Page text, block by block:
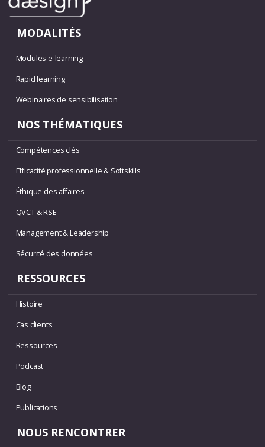
MODALITÉS
Modules e-learning
Rapid learning
Webinaires de sensibilisation
NOS THÉMATIQUES
Compétences clés
Efficacité professionnelle & Softskills
Éthique des affaires
QVCT & RSE
Management & Leadership
Sécurité des données
RESSOURCES
Histoire
Cas clients
Ressources
Podcast
Blog
Publications
NOUS RENCONTRER